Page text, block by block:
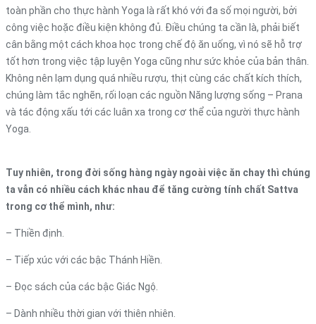
toàn phần cho thực hành Yoga là rất khó với đa số mọi người, bởi
công việc hoặc điều kiện không đủ. Điều chúng ta cần là, phải biết
cân bằng một cách khoa học trong chế độ ăn uống, vì nó sẽ hỗ trợ
tốt hơn trong việc tập luyện Yoga cũng như sức khỏe của bản thân.
Không nên lạm dụng quá nhiều rượu, thịt cùng các chất kích thích,
chúng làm tắc nghẽn, rối loạn các nguồn Năng lượng sống – Prana
và tác động xấu tới các luân xa trong cơ thể của người thực hành
Yoga.
Tuy nhiên, trong đời sống hàng ngày ngoài việc ăn chay thì chúng
ta vẫn có nhiều cách khác nhau để tăng cường tính chất Sattva
trong cơ thể mình, như:
– Thiền định.
– Tiếp xúc với các bậc Thánh Hiền.
– Đọc sách của các bậc Giác Ngộ.
– Dành nhiều thời gian với thiên nhiên.